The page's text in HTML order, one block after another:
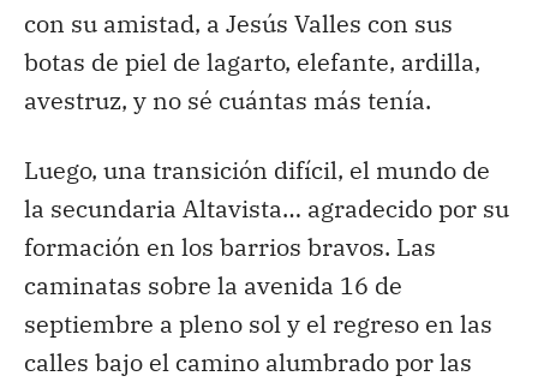
con su amistad, a Jesús Valles con sus
botas de piel de lagarto, elefante, ardilla,
avestruz, y no sé cuántas más tenía.
Luego, una transición difícil, el mundo de
la secundaria Altavista… agradecido por su
formación en los barrios bravos. Las
caminatas sobre la avenida 16 de
septiembre a pleno sol y el regreso en las
calles bajo el camino alumbrado por las